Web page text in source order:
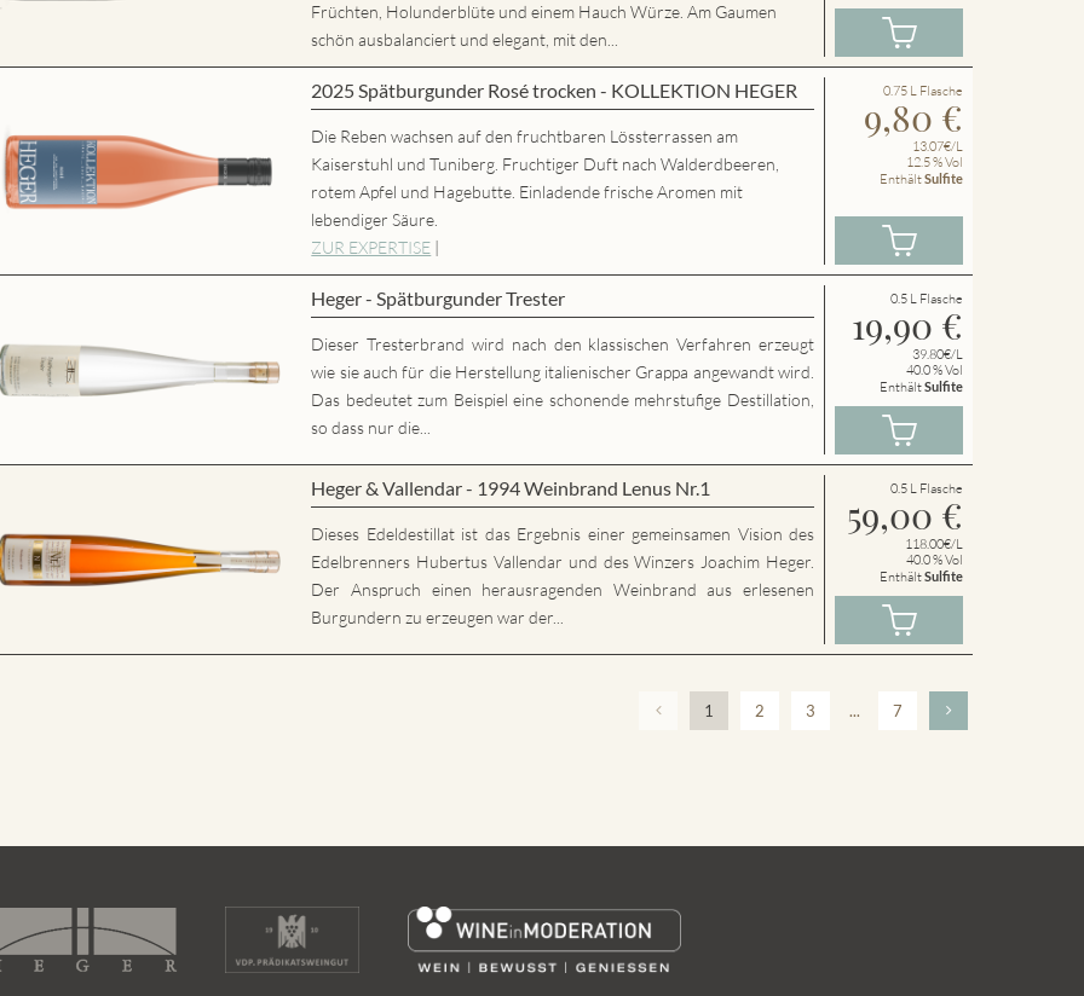
Früchten, Holunderblüte und einem Hauch Würze. Am Gaumen
schön ausbalanciert und elegant, mit den...
2025 Spätburgunder Rosé trocken - KOLLEKTION HEGER
Die Reben wachsen auf den fruchtbaren Lössterrassen am
Kaiserstuhl und Tuniberg. Fruchtiger Duft nach Walderdbeeren,
rotem Apfel und Hagebutte. Einladende frische Aromen mit
lebendiger Säure.
ZUR EXPERTISE |
0.75 L Flasche
9,80 €
13.07€/L
12.5 % Vol
EnthältSulfite
Heger - Spätburgunder Trester
Dieser Tresterbrand wird nach den klassischen Verfahren erzeugt
wie sie auch für die Herstellung italienischer Grappa angewandt wird.
Das bedeutet zum Beispiel eine schonende mehrstufige Destillation,
so dass nur die...
0.5 L Flasche
19,90 €
39.80€/L
40.0 % Vol
EnthältSulfite
Heger & Vallendar - 1994 Weinbrand Lenus Nr.1
Dieses Edeldestillat ist das Ergebnis einer gemeinsamen Vision des
Edelbrenners Hubertus Vallendar und des Winzers Joachim Heger.
Der Anspruch einen herausragenden Weinbrand aus erlesenen
Burgundern zu erzeugen war der...
0.5 L Flasche
59,00 €
118.00€/L
40.0 % Vol
EnthältSulfite
1 2 3 ... 7